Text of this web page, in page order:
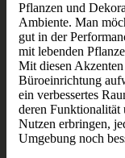
Pflanzen und
Ambiente. Man
gut in der
mit lebenden
Mit diesen
Büroeinrichtung
ein verbessertes
deren Funktionalität
Nutzen erbringen,
Umgebung noch